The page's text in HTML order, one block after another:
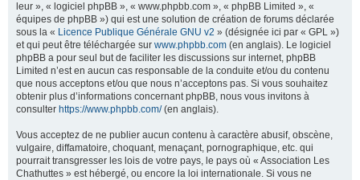
leur », « logiciel phpBB », « www.phpbb.com », « phpBB Limited », «
équipes de phpBB ») qui est une solution de création de forums déclarée
sous la « Licence Publique Générale GNU v2 » (désignée ici par « GPL »)
et qui peut être téléchargée sur www.phpbb.com (en anglais). Le logiciel
phpBB a pour seul but de faciliter les discussions sur internet, phpBB
Limited n’est en aucun cas responsable de la conduite et/ou du contenu
que nous acceptons et/ou que nous n’acceptons pas. Si vous souhaitez
obtenir plus d’informations concernant phpBB, nous vous invitons à
consulter https://www.phpbb.com/(en anglais).
Vous acceptez de ne publier aucun contenu à caractère abusif, obscène,
vulgaire, diffamatoire, choquant, menaçant, pornographique, etc. qui
pourrait transgresser les lois de votre pays, le pays où « Association Les
Chathuttes » est hébergé, ou encore la loi internationale. Si vous ne